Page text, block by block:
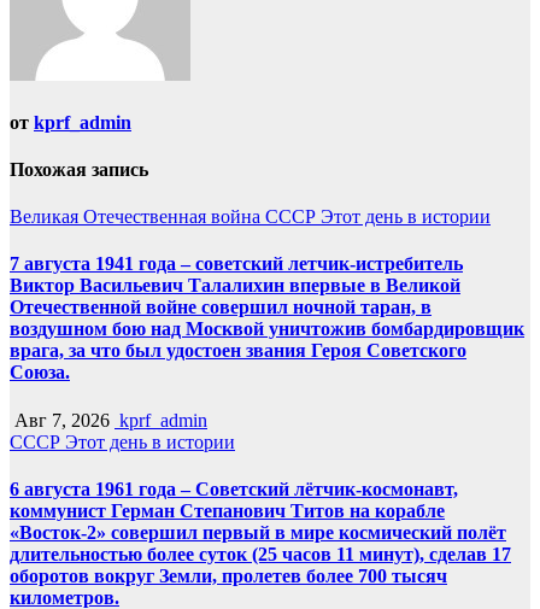
от kprf_admin
Похожая запись
Великая Отечественная война СССР Этот день в истории
7 августа 1941 года – советский летчик-истребитель
Виктор Васильевич Талалихин впервые в Великой
Отечественной войне совершил ночной таран, в
воздушном бою над Москвой уничтожив бомбардировщик
врага, за что был удостоен звания Героя Советского
Союза.
Авг 7, 2026 kprf_admin
СССР Этот день в истории
6 августа 1961 года – Советский лётчик-космонавт,
коммунист Герман Степанович Титов на корабле
«Восток-2» совершил первый в мире космический полёт
длительностью более суток (25 часов 11 минут), сделав 17
оборотов вокруг Земли, пролетев более 700 тысяч
километров.